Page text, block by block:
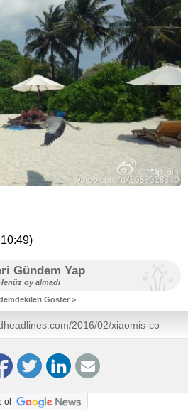
)
Gündem Yap
oy almadı
Göster >
2016/02/xiaomis-co-
xiaomi-mi-5-camera-samples.html
ol